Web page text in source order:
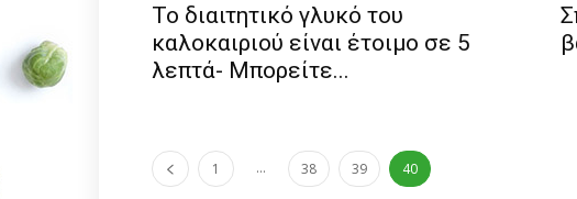
Το διαιτητικό γλυκό του
καλοκαιριού είναι έτοιμο σε 5
λεπτά- Μπορείτε...
1 ... 38 39 40